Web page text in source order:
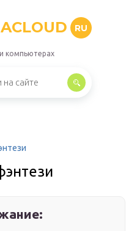
RU
компьютерах